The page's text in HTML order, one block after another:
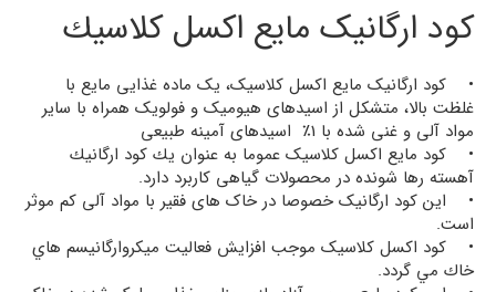
کود ارگانیک مایع اكسل كلاسيك
• کود ارگانیک مایع اکسل کلاسیک، یک ماده غذایی مایع با
غلظت بالا، متشکل از اسیدهای هیومیک و فولویک همراه با سایر
مواد آلی و غنی شده با 1٪ اسیدهای آمینه طبیعی
• کود مایع اکسل کلاسیک عموما به عنوان يك کود ارگانيك
آهسته رها شونده در محصولات گیاهی كاربرد دارد.
• این كود ارگانیک خصوصا در خاک های فقیر با مواد آلی کم موثر
است.
• کود اکسل کلاسیک موجب افزايش فعاليت ميكروارگانيسم هاي
خاك مي گردد.